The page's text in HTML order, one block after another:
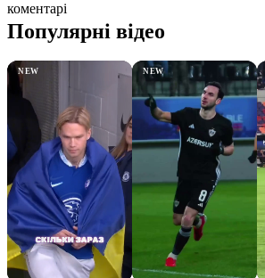
коментарі